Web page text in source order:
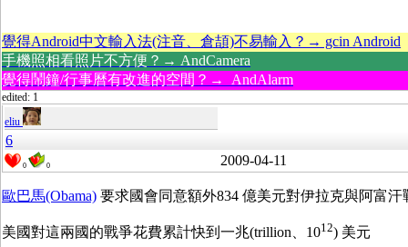
覺得Android中文輸入法(注音、倉頡)不易輸入？→ gcin Android
手機照相看照片不方便？→ AndCamera
覺得鬧鐘/行事曆有改進的空間？→ AndAlarm
edited: 1
eliu
6
0 0 2009-04-11
歐巴馬(Obama) 要求國會同意額外834 億美元對伊拉克與阿富
美國對這兩國的戰爭花費累計快到一兆(trillion、1012) 美元